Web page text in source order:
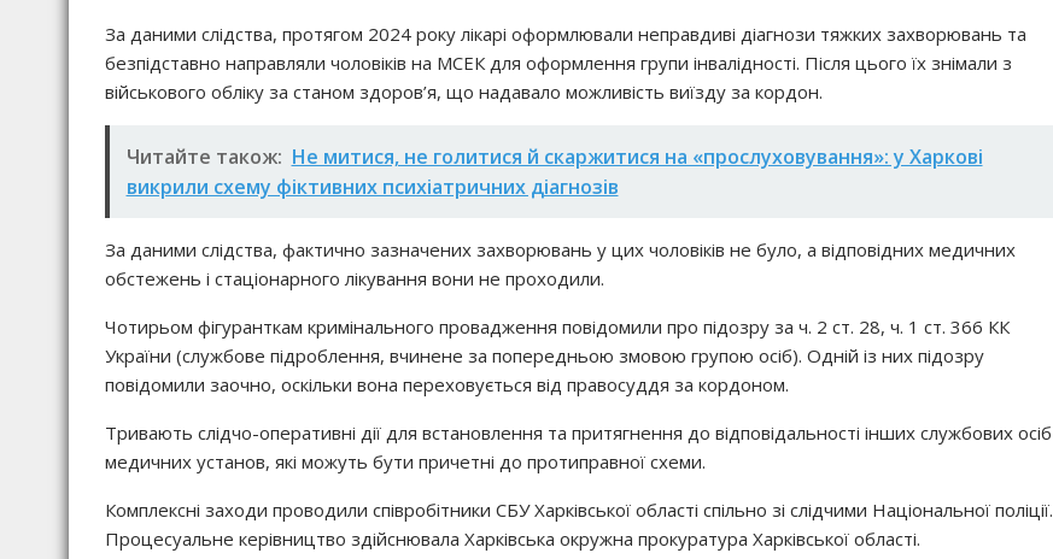
За даними слідства, протягом 2024 року лікарі оформлювали неправдиві діагнози тяжких захворювань та
безпідставно направляли чоловіків на МСЕК для оформлення групи інвалідності. Після цього їх знімали з
військового обліку за станом здоров’я, що надавало можливість виїзду за кордон.
Читайте також: Не митися, не голитися й скаржитися на «прослуховування»: у Харкові
викрили схему фіктивних психіатричних діагнозів
За даними слідства, фактично зазначених захворювань у цих чоловіків не було, а відповідних медичних
обстежень і стаціонарного лікування вони не проходили.
Чотирьом фігуранткам кримінального провадження повідомили про підозру за ч. 2 ст. 28, ч. 1 ст. 366 КК
України (службове підроблення, вчинене за попередньою змовою групою осіб). Одній із них підозру
повідомили заочно, оскільки вона переховується від правосуддя за кордоном.
Тривають слідчо-оперативні дії для встановлення та притягнення до відповідальності інших службових осіб
медичних установ, які можуть бути причетні до протиправної схеми.
Комплексні заходи проводили співробітники СБУ Харківської області спільно зі слідчими Національної поліції.
Процесуальне керівництво здійснювала Харківська окружна прокуратура Харківської області.